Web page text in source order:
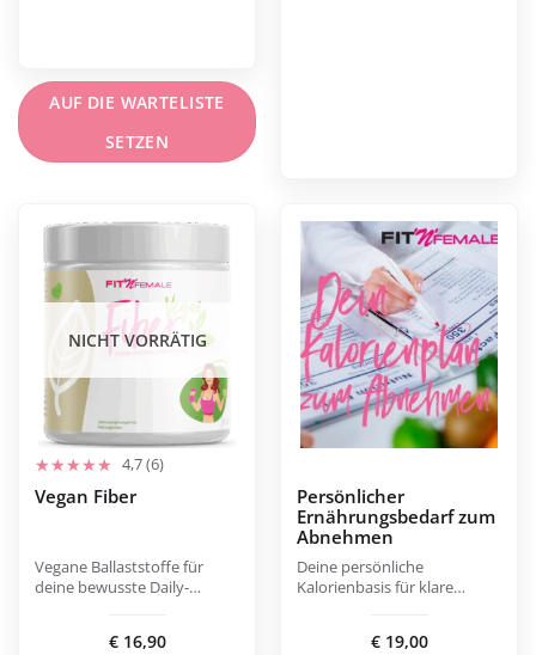
AUF DIE WARTELISTE
SETZEN
NICHT VORRÄTIG
4,7 (6)
Vegan Fiber
Vegane Ballaststoffe für
deine bewusste Daily-
€16,90
Persönlicher
Ernährungsbedarf zum
Abnehmen
Deine persönliche
Kalorienbasis für klare
€19,00